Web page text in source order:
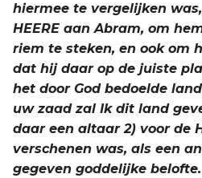
hiermee te vergelijken
HEERE aan Abram, om
riem te steken, en ook om
dat hij daar op de juiste
het door God bedoelde
uw zaad zal Ik dit land
daar een altaar 2) voor de
verschenen was, als een
gegeven goddelijke